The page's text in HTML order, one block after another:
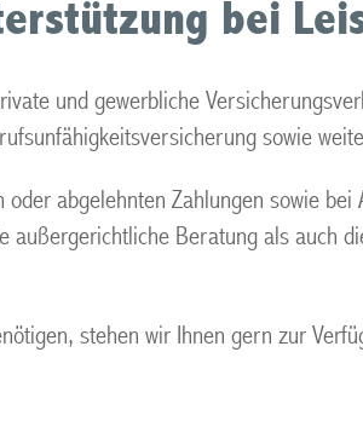
bei
und gewerbliche
sowie
abgelehnten Zahlungen sowie bei
Beratung als auch
stehen wir Ihnen gern zur